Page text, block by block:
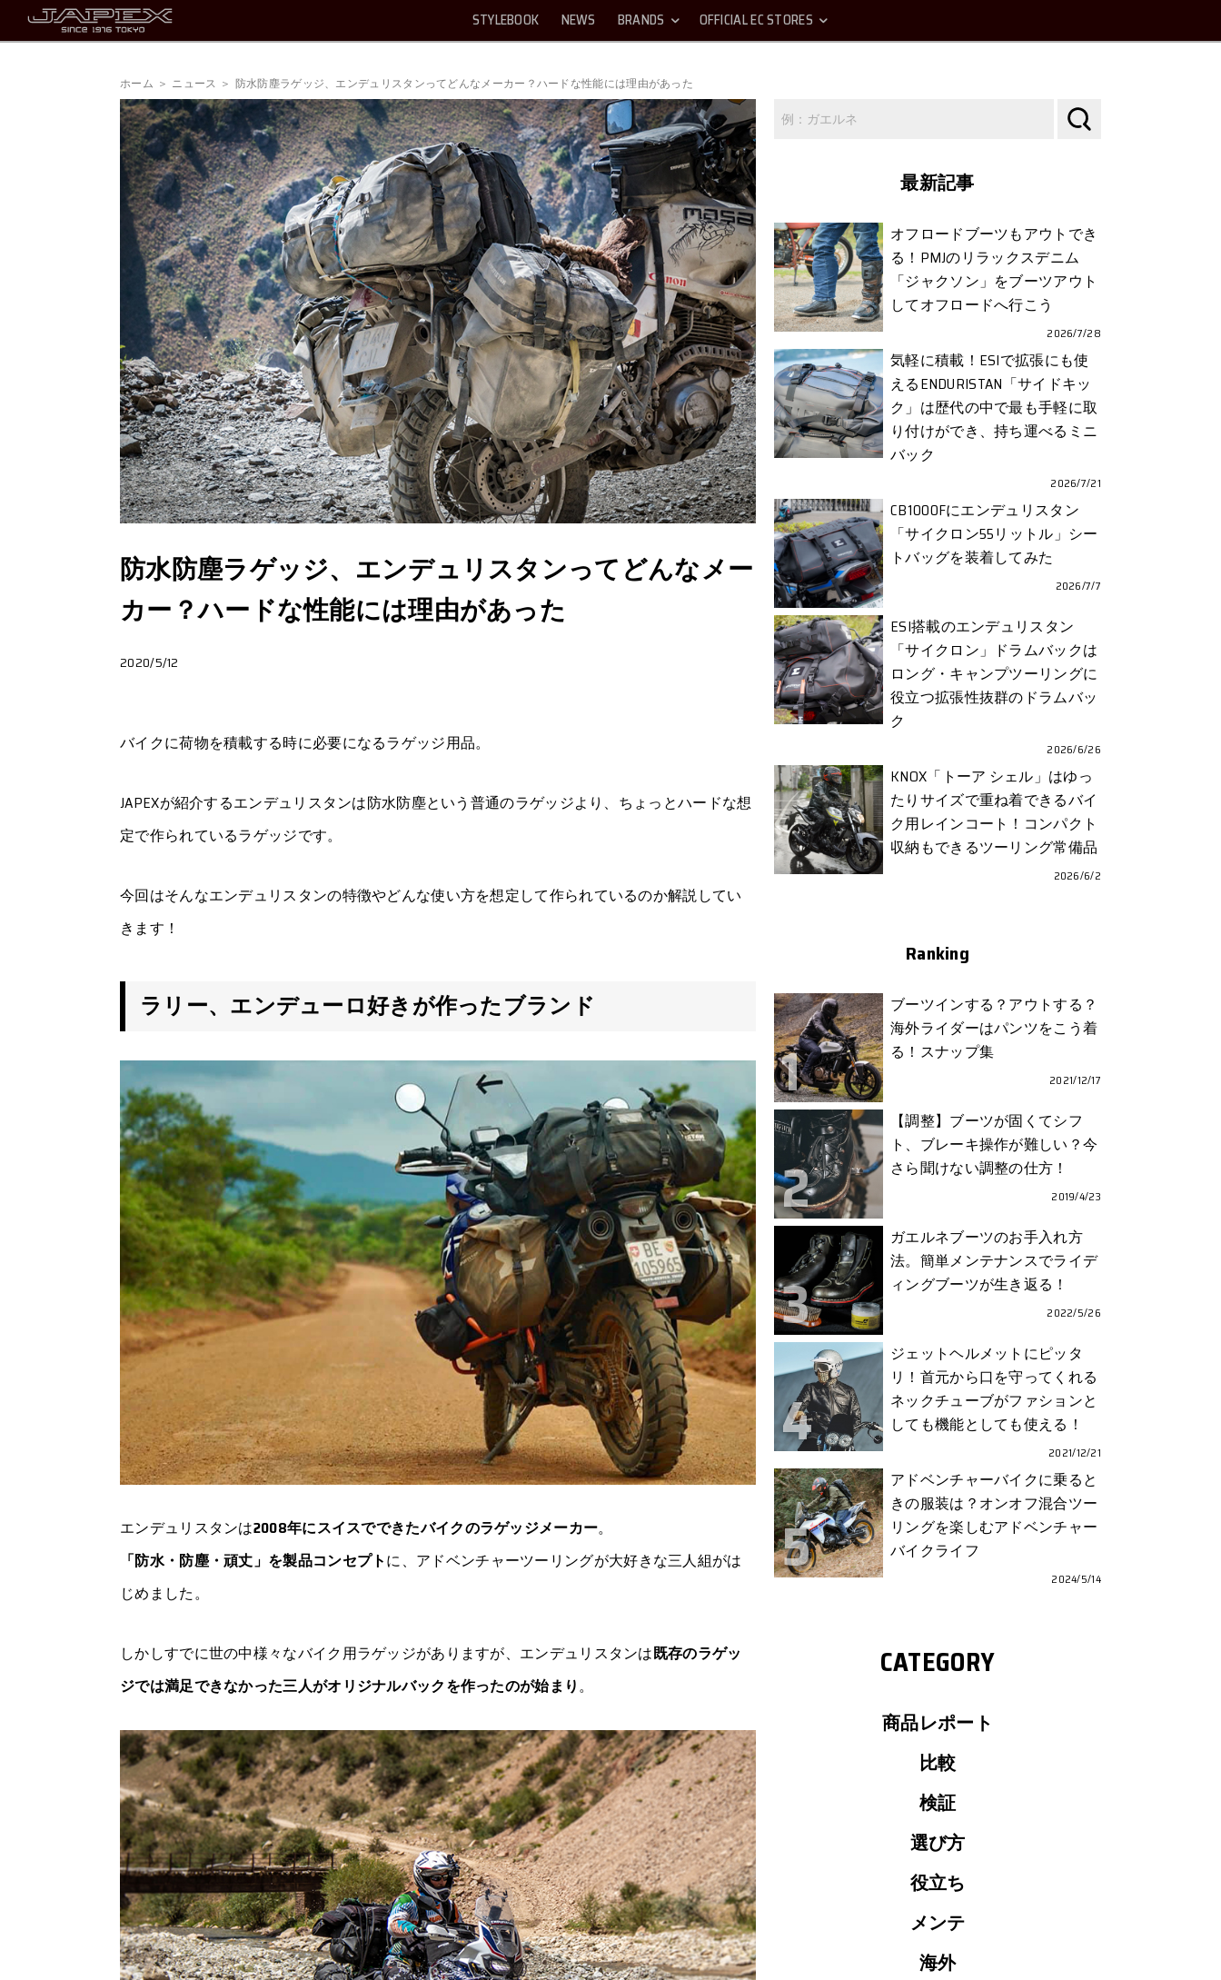
STYLEBOOK NEWS BRANDS OFFICIAL EC STORES
ホーム ニュース 防水防塵ラゲッジ、エンデュリスタンってどんなメーカー？ハードな性能には理由があった
防水防塵ラゲッジ、エンデュリスタンってどんなメー
カー？ハードな性能には理由があった
2020/5/12
バイクに荷物を積載する時に必要になるラゲッジ用品。
JAPEXが紹介するエンデュリスタンは防水防塵という普通のラゲッジより、ちょっとハードな想
定で作られているラゲッジです。
今回はそんなエンデュリスタンの特徴やどんな使い方を想定して作られているのか解説してい
きます！
ラリー、エンデューロ好きが作ったブランド
エンデュリスタンは2008年にスイスでできたバイクのラゲッジメーカー。
「防水・防塵・頑丈」を製品コンセプトに、アドベンチャーツーリングが大好きな三人組がは
じめました。
しかしすでに世の中様々なバイク用ラゲッジがありますが、エンデュリスタンは既存のラゲッ
ジでは満足できなかった三人がオリジナルバックを作ったのが始まり。
最新記事
オフロードブーツもアウトでき
る！PMJのリラックスデニム
「ジャクソン」をブーツアウト
してオフロードへ行こう
2026/7/28
気軽に積載！ESIで拡張にも使
えるENDURISTAN「サイドキッ
ク」は歴代の中で最も手軽に取
り付けができ、持ち運べるミニ
バック
2026/7/21
CB1000Fにエンデュリスタン
「サイクロン55リットル」シー
トバッグを装着してみた
2026/7/7
ESI搭載のエンデュリスタン
「サイクロン」ドラムバックは
ロング・キャンプツーリングに
役立つ拡張性抜群のドラムバッ
ク
2026/6/26
KNOX「トーア シェル」はゆっ
たりサイズで重ね着できるバイ
ク用レインコート！コンパクト
収納もできるツーリング常備品
2026/6/2
Ranking
ブーツインする？アウトする？
海外ライダーはパンツをこう着
る！スナップ集
2021/12/17
【調整】ブーツが固くてシフ
ト、ブレーキ操作が難しい？今
さら聞けない調整の仕方！
2019/4/23
ガエルネブーツのお手入れ方
法。簡単メンテナンスでライデ
ィングブーツが生き返る！
2022/5/26
ジェットヘルメットにピッタ
リ！首元から口を守ってくれる
ネックチューブがファションと
しても機能としても使える！
2021/12/21
アドベンチャーバイクに乗ると
きの服装は？オンオフ混合ツー
リングを楽しむアドベンチャー
バイクライフ
2024/5/14
CATEGORY
商品レポート
比較
検証
選び方
役立ち
メンテ
海外